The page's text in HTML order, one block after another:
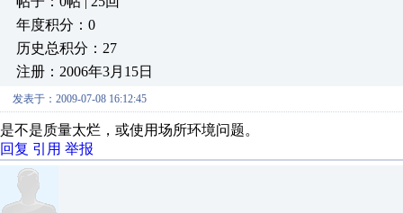
年度积分：0
历史总积分：27
注册：2006年3月15日
发表于：2009-07-08 16:12:45
是不是质量太烂，或使用场所环境问题。
回复 引用 举报